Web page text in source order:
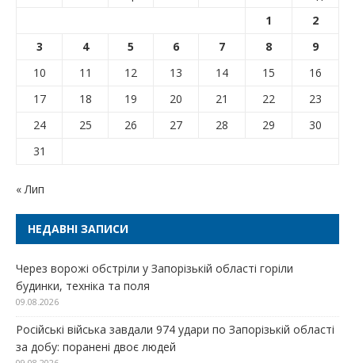
1
2
3
4 5 6 7 8
9
10
11 12 13 14 15
16
17
18 19 20 21 22
23
24
25 26 27 28 29
30
31
« Лип
НЕДАВНІ ЗАПИСИ
Через ворожі обстріли у Запорізькій області горіли
будинки, техніка та поля
09.08.2026
Російські війська завдали 974 удари по Запорізькій області
за добу: поранені двоє людей